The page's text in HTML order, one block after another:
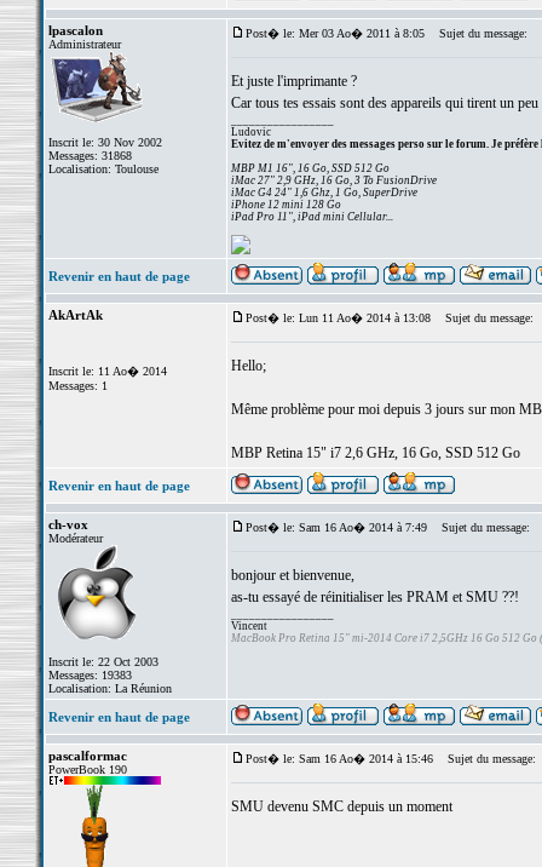
lpascalon
Administrateur
Inscrit le: 30 Nov 2002
Messages: 31868
Localisation: Toulouse
Post� le: Mer 03 Ao� 2011 à 8:05 Sujet du message:
Et juste l'imprimante ?
Car tous tes essais sont des appareils qui tirent un
Ludovic
Evitez de m'envoyer des messages perso sur le forum. Je préfère
MBP M1 16", 16 Go, SSD 512 Go
iMac 27" 2,9 GHz, 16 Go, 3 To FusionDrive
iMac G4 24" 1,6 Ghz, 1 Go, SuperDrive
iPhone 12 mini 128 Go
iPad Pro 11", iPad mini Cellular...
Revenir en haut de page
AkArtAk
Inscrit le: 11 Ao� 2014
Messages: 1
Post� le: Lun 11 Ao� 2014 à 13:08 Sujet du message:
Hello;
Même problème pour moi depuis 3 jours sur mon
MBP Retina 15" i7 2,6 GHz, 16 Go, SSD 512 Go
Revenir en haut de page
ch-vox
Modérateur
Inscrit le: 22 Oct 2003
Messages: 19383
Localisation: La Réunion
Post� le: Sam 16 Ao� 2014 à 7:49 Sujet du message:
bonjour et bienvenue,
as-tu essayé de réinitialiser les PRAM et SMU ??!
Vincent
MacBook Pro Retina 15" mi-2014 Core i7 2,5GHz 16 Go 512 Go
Revenir en haut de page
pascalformac
PowerBook 190
Post� le: Sam 16 Ao� 2014 à 15:46 Sujet du message:
SMU devenu SMC depuis un moment